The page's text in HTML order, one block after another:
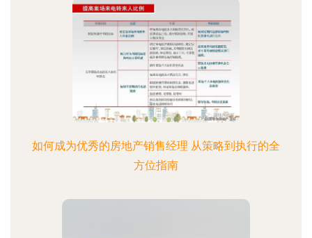
如何成为优秀的房地产销售经理 从策略到执行的全
方位指南